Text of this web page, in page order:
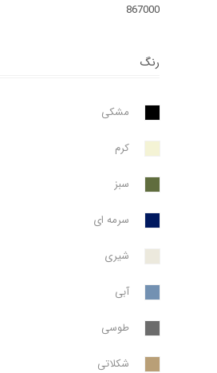
867000
رنگ
مشکی
کرم
سبز
سرمه ای
شیری
آبی
طوسی
شکلاتی